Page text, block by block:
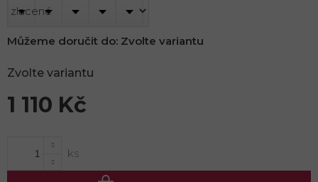
1 110 Kč
Zvolte variantu
Můžeme doručit do: Zvolte variantu